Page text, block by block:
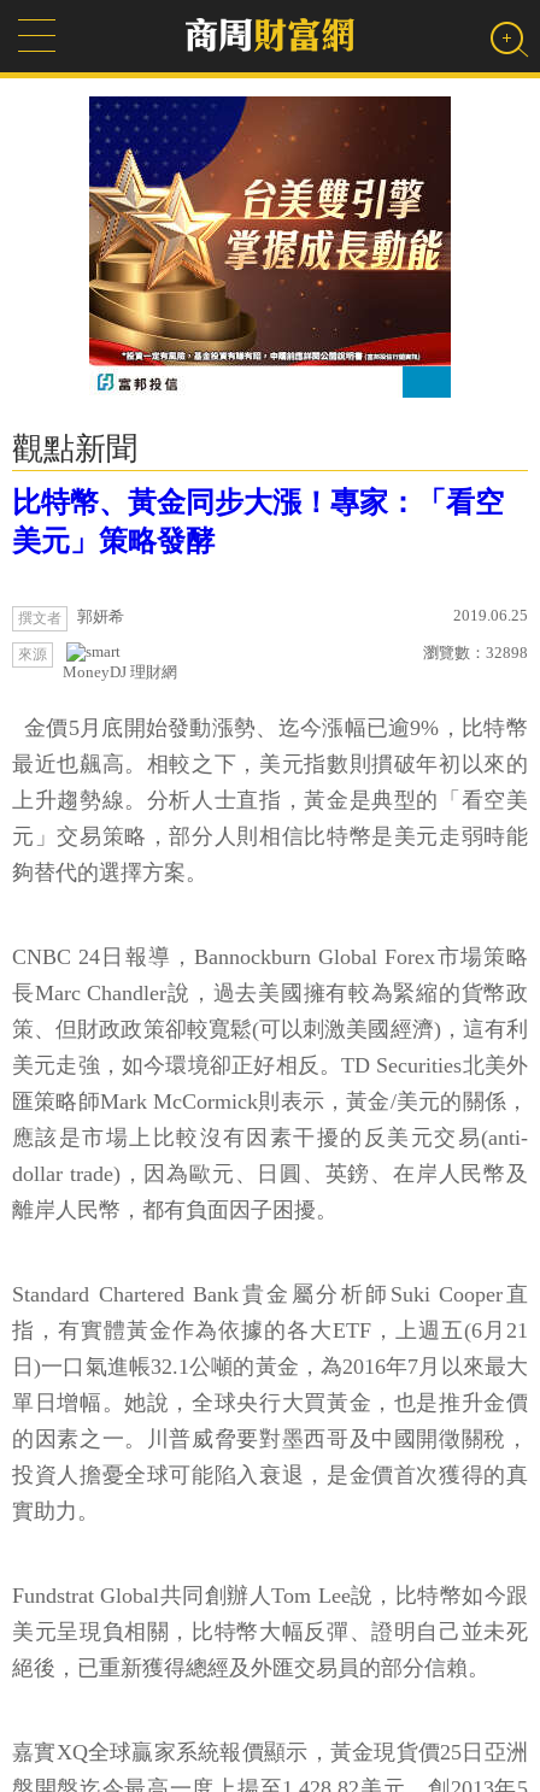
觀點新聞
比特幣、黃金同步大漲！專家：「看空
美元」策略發酵
撰文者 郭妍希 2019.06.25
來源
MoneyDJ 理財網
瀏覽數： 32898
金價5月底開始發動漲勢、迄今漲幅已逾9%，比特幣
最近也飆高。相較之下，美元指數則摜破年初以來的
上升趨勢線。分析人士直指，黃金是典型的「看空美
元」交易策略，部分人則相信比特幣是美元走弱時能
夠替代的選擇方案。
CNBC 24日報導，Bannockburn Global Forex市場策略
長Marc Chandler說，過去美國擁有較為緊縮的貨幣政
策、但財政政策卻較寬鬆(可以刺激美國經濟)，這有利
美元走強，如今環境卻正好相反。TD Securities北美外
匯策略師Mark McCormick則表示，黃金/美元的關係，
應該是市場上比較沒有因素干擾的反美元交易(anti-
dollar trade)，因為歐元、日圓、英鎊、在岸人民幣及
離岸人民幣，都有負面因子困擾。
Standard Chartered Bank貴金屬分析師Suki Cooper直
指，有實體黃金作為依據的各大ETF，上週五(6月21
日)一口氣進帳32.1公噸的黃金，為2016年7月以來最大
單日增幅。她說，全球央行大買黃金，也是推升金價
的因素之一。川普威脅要對墨西哥及中國開徵關稅，
投資人擔憂全球可能陷入衰退，是金價首次獲得的真
實助力。
Fundstrat Global共同創辦人Tom Lee說，比特幣如今跟
美元呈現負相關，比特幣大幅反彈、證明自己並未死
絕後，已重新獲得總經及外匯交易員的部分信賴。
嘉實XQ全球贏家系統報價顯示，黃金現貨價25日亞洲